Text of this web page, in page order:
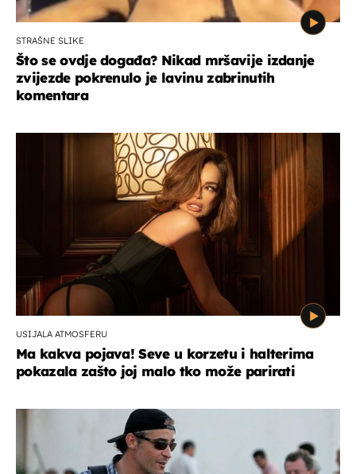
STRAŠNE SLIKE
Što se ovdje događa? Nikad mršavije izdanje
zvijezde pokrenulo je lavinu zabrinutih
komentara
USIJALA ATMOSFERU
Ma kakva pojava! Seve u korzetu i halterima
pokazala zašto joj malo tko može parirati